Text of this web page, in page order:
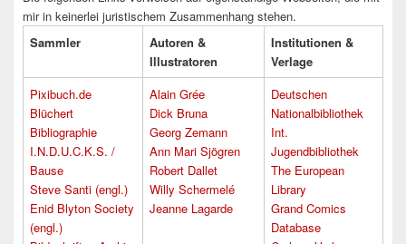
mir in keinerlei juristischem Zusammenhang stehen.
Sammler
Autoren &
Illustratoren
Institutionen &
Verlage
Pixibuch.de
Blüchert
Bibliographie
I.N.D.U.C.K.S. /
Bause
Steve Santi (engl.)
Enid Blyton Society
(engl.)
Alain Grée
Dick Bruna
Georg Zemann
Ann Mari Sjögren
Robert Dallet
Willy Schermelé
Jeanne Lagarde
Deutschen
Nationalbibliothek
Int.
Jugendbibliothek
The European
Library
Grand Comics
Database